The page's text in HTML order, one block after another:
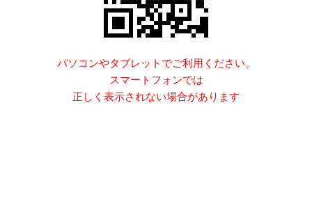
パソコンやタブレットでご利用ください。
スマートフォンでは
正しく表示されない場合があります